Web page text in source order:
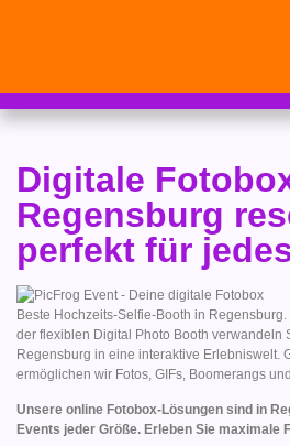
Digitale
Regensburg
perfekt für
Beste Hochzeits-Selfie-Booth in
der flexiblen Digital Photo Booth verwandeln
Regensburg in eine interaktive Erlebniswelt.
ermöglichen wir Fotos, GIFs, Boomerangs
Unsere online Fotobox-Lösungen sind in
Events jeder Größe. Erleben Sie maximale